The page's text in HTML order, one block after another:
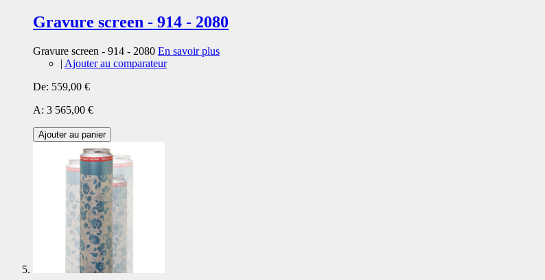
Gravure screen - 914 - 2080
Gravure screen - 914 - 2080 En savoir plus
| Ajouter au comparateur
De: 559,00 €
A: 3 565,00 €
Ajouter au panier